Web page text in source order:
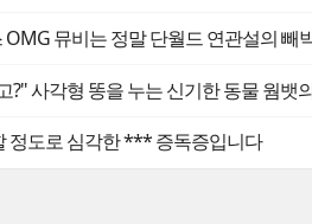
뮤비는 정말 단월드 연관설의 빼
?" 사각형 똥을 누는 신기한 동물 웜뱃
정도로 심각한 *** 증독증입니다